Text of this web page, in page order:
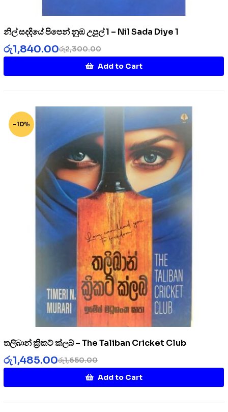
නිල් සදදියේ පිපෙන් නුඹ උපුල් 1 – Nil Sada Diye 1
රු2,300.00
රු1,840.00
Add to Cart
-10%
තලිබාන් ක්‍රිකට් ක්ලබ් – The Taliban Cricket Club
රු1,650.00
රු1,485.00
Add to Cart